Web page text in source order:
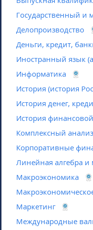
Государственный и
Делопроизводство
Деньги, кредит,
Иностранный язык
Информатика
История (история
История денег,
История
Комплексный
Корпоративные
Линейная алгебра и
Макроэкономика
Маркетинг
Международные